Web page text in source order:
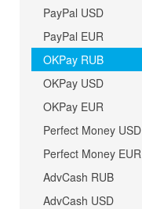
PayPal USD
PayPal EUR
OKPay RUB
OKPay USD
OKPay EUR
Perfect Money USD
Perfect Money EUR
AdvCash RUB
AdvCash USD